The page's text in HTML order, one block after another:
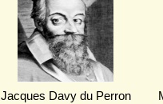
Jacques Davy du Perron